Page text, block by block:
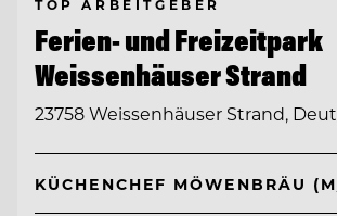
TOP ARBEITGEBER
Ferien- und Freizeitpark
Weissenhäuser Strand
23758 Weissenhäuser Strand,
KÜCHENCHEF MÖWENBRÄU